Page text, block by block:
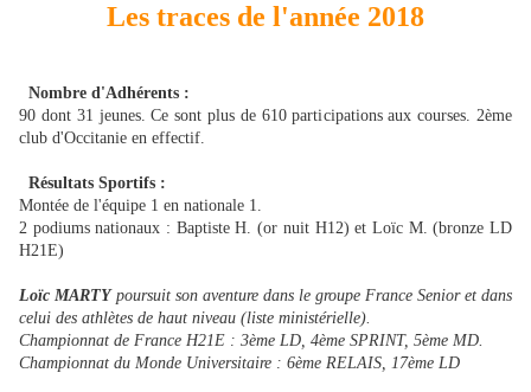
Les traces de l'année 2018
Nombre d'Adhérents :
90 dont 31 jeunes. Ce sont plus de 610 participations aux courses. 2ème
club d'Occitanie en effectif.
Résultats Sportifs :
Montée de l'équipe 1 en nationale 1.
2 podiums nationaux : Baptiste H. (or nuit H12) et Loïc M. (bronze LD
H21E)
Loïc MARTYpoursuit son aventure dans le groupe France Senior et dans
celui des athlètes de haut niveau (liste ministérielle).
Championnat de France H21E : 3ème LD, 4ème SPRINT, 5ème MD.
Championnat du Monde Universitaire : 6ème RELAIS, 17ème LD